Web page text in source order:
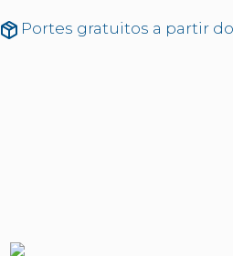
Portes gratuitos a partir